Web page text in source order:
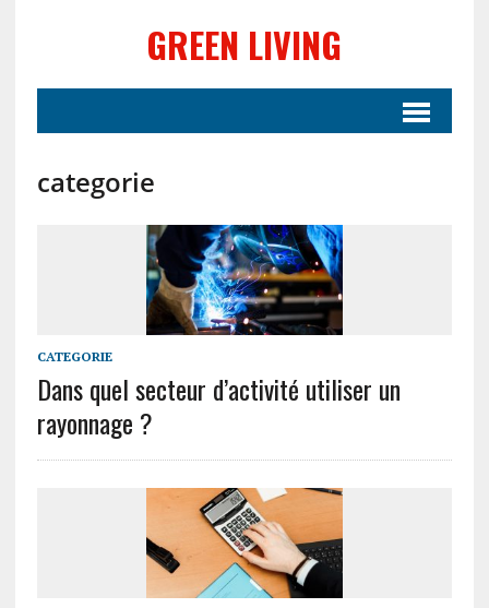
GREEN LIVING
categorie
CATEGORIE
Dans quel secteur d’activité utiliser un
rayonnage ?